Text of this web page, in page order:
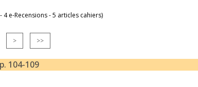
e-Recensions - 5 articles cahiers)
> >>
104-109